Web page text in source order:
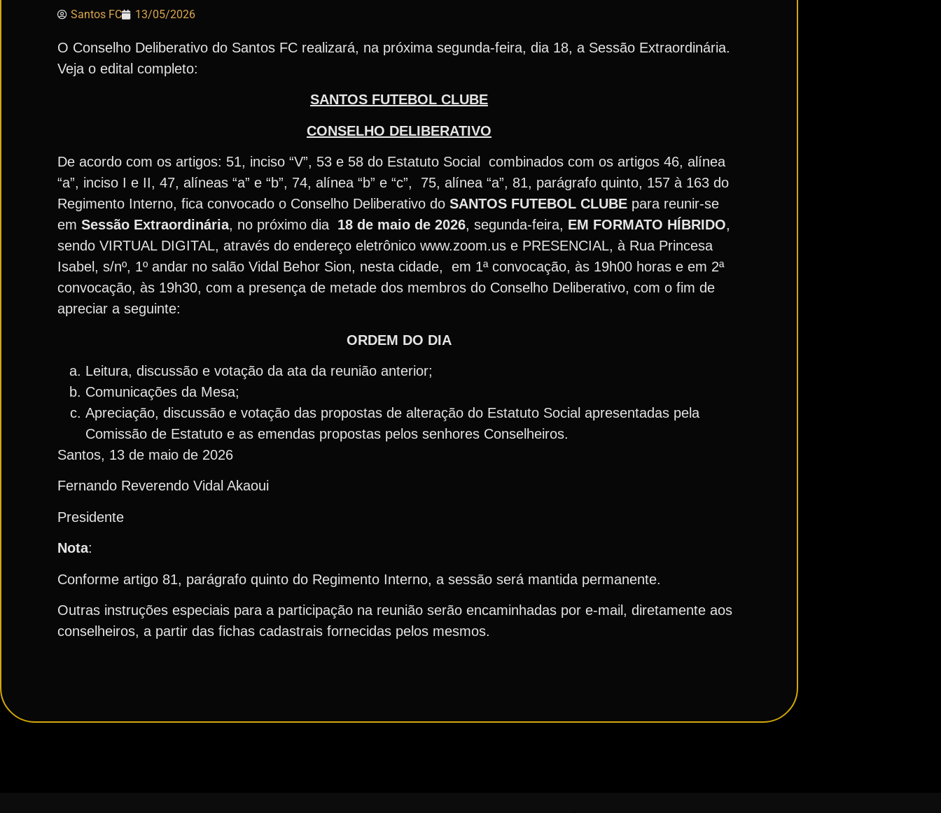
Santos FC 13/05/2026
O Conselho Deliberativo do Santos FC realizará, na próxima segunda-feira, dia 18, a Sessão Extraordinária.
Veja o edital completo:
SANTOS FUTEBOL CLUBE
CONSELHO DELIBERATIVO
De acordo com os artigos: 51, inciso “V”, 53 e 58 do Estatuto Social combinados com os artigos 46, alínea
“a”, inciso I e II, 47, alíneas “a” e “b”, 74, alínea “b” e “c”, 75, alínea “a”, 81, parágrafo quinto, 157 à 163 do
Regimento Interno, fica convocado o Conselho Deliberativo do SANTOS FUTEBOL CLUBE para reunir-se
em Sessão Extraordinária, no próximo dia 18 de maio de 2026, segunda-feira, EM FORMATO HÍBRIDO,
sendo VIRTUAL DIGITAL, através do endereço eletrônico www.zoom.us e PRESENCIAL, à Rua Princesa
Isabel, s/nº, 1º andar no salão Vidal Behor Sion, nesta cidade, em 1ª convocação, às 19h00 horas e em 2ª
convocação, às 19h30, com a presença de metade dos membros do Conselho Deliberativo, com o fim de
apreciar a seguinte:
ORDEM DO DIA
Leitura, discussão e votação da ata da reunião anterior;
Comunicações da Mesa;
Apreciação, discussão e votação das propostas de alteração do Estatuto Social apresentadas pela
Comissão de Estatuto e as emendas propostas pelos senhores Conselheiros.
Santos, 13 de maio de 2026
Fernando Reverendo Vidal Akaoui
Presidente
Nota:
Conforme artigo 81, parágrafo quinto do Regimento Interno, a sessão será mantida permanente.
Outras instruções especiais para a participação na reunião serão encaminhadas por e-mail, diretamente aos
conselheiros, a partir das fichas cadastrais fornecidas pelos mesmos.